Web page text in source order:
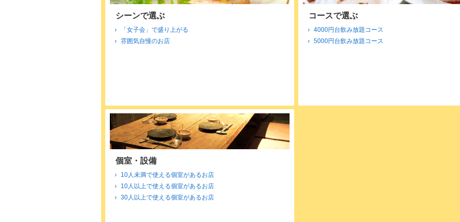
シーンで選ぶ
「女子会」で盛り上がる
雰囲気自慢のお店
コースで選ぶ
4000円台飲み放題コース
5000円台飲み放題コース
個室・設備
10人未満で使える個室があるお店
10人以上で使える個室があるお店
30人以上で使える個室があるお店